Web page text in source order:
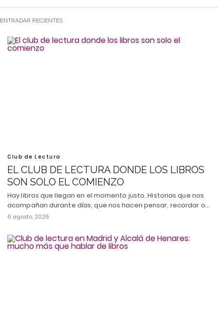
ENTRADAR RECIENTES
Club de Lectura
EL CLUB DE LECTURA DONDE LOS LIBROS
SON SOLO EL COMIENZO
Hay libros que llegan en el momento justo. Historias que nos
acompañan durante días, que nos hacen pensar, recordar o…
6 agosto, 2026